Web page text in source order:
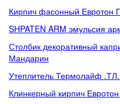
Кирпич фасонный Евротон
SHPATEN ARM эмульсия
Столбик декоративный
Мандарин
Утеплитель Термолайф
Клинкерный кирпич